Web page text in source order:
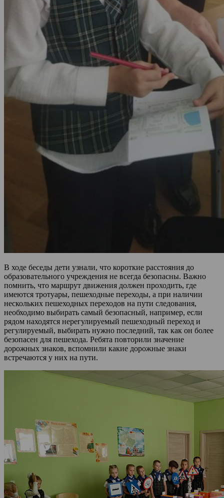
В ходе беседы дети узнали, что короткие расстояния до
образовательного учреждения не всегда безопасны. Важно
помнить, что маршрут движения должен проходить, где
имеются тротуары, пешеходные переходы, а при наличии
нескольких пешеходных переходов на пути следования,
необходимо выбирать самый безопасный, например, если
рядом находятся нерегулируемый пешеходный переход и
регулируемый, выбирать нужно последний, так как он более
безопасен для пешехода. Ребята повторили значение
дорожных знаков, вспомнили какие дорожные знаки
встречаются у них на пути.